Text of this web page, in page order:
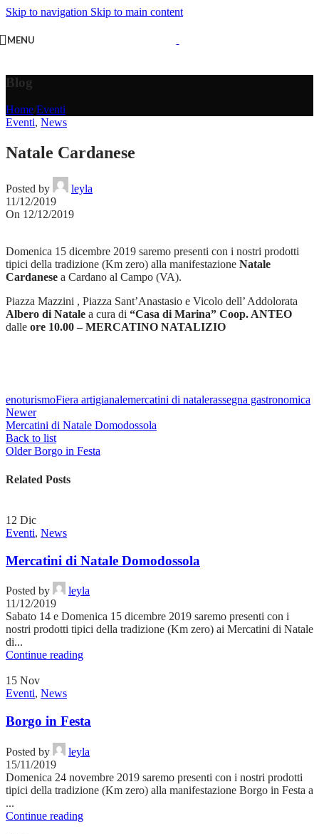
Skip to navigation Skip to main content
MENU
Blog
Home/Eventi
Eventi, News
Natale Cardanese
Posted by
leyla
11/12/2019
On 12/12/2019
Domenica 15 dicembre 2019 saremo presenti con i nostri prodotti
tipici della tradizione (Km zero) alla manifestazione Natale
Cardanese a Cardano al Campo (VA).
Piazza Mazzini , Piazza Sant’Anastasio e Vicolo dell’ Addolorata
Albero di Natale a cura di “Casa di Marina” Coop. ANTEO
dalle ore 10.00 – MERCATINO NATALIZIO
enoturismoFiera artigianalemercatini di natalerassegna gastronomica
Newer
Mercatini di Natale Domodossola
Back to list
Older Borgo in Festa
Related Posts
12 Dic
Eventi, News
Mercatini di Natale Domodossola
Posted by
leyla
11/12/2019
Sabato 14 e Domenica 15 dicembre 2019 saremo presenti con i
nostri prodotti tipici della tradizione (Km zero) ai Mercatini di Natale
di...
Continue reading
15 Nov
Eventi, News
Borgo in Festa
Posted by
leyla
15/11/2019
Domenica 24 novembre 2019 saremo presenti con i nostri prodotti
tipici della tradizione (Km zero) alla manifestazione Borgo in Festa a
...
Continue reading